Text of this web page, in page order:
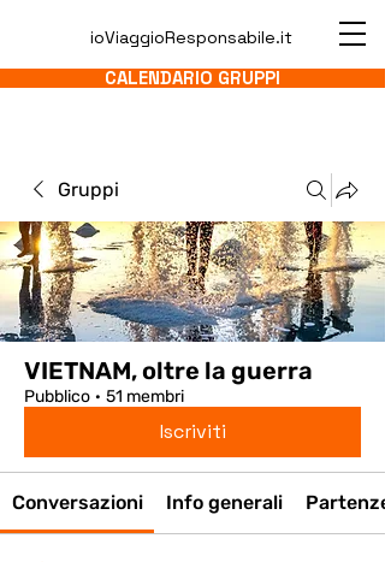
ioViaggioResponsabile.it
CALENDARIO GRUPPI
Gruppi
VIETNAM, oltre la guerra
Pubblico · 51 membri
Iscriviti
Conversazioni Info generali Partenze